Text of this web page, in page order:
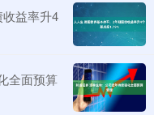
益率升4
全面预算